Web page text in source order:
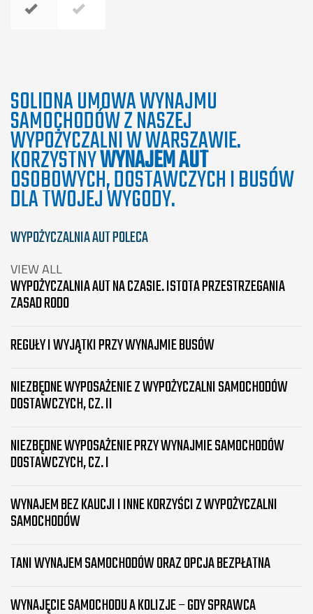
SOLIDNA UMOWA WYNAJMU
SAMOCHODÓW Z NASZEJ
WYPOŻYCZALNI W WARSZAWIE.
KORZYSTNYWYNAJEM AUT
OSOBOWYCH, DOSTAWCZYCH I BUSÓW
DLA TWOJEJ WYGODY.
WYPOŻYCZALNIA AUT POLECA
VIEW ALL
WYPOŻYCZALNIA AUT NA CZASIE. ISTOTA PRZESTRZEGANIA
ZASAD RODO
REGUŁY I WYJĄTKI PRZY WYNAJMIE BUSÓW
NIEZBĘDNE WYPOSAŻENIE Z WYPOŻYCZALNI SAMOCHODÓW
DOSTAWCZYCH, CZ. II
NIEZBĘDNE WYPOSAŻENIE PRZY WYNAJMIE SAMOCHODÓW
DOSTAWCZYCH, CZ. I
WYNAJEM BEZ KAUCJI I INNE KORZYŚCI Z WYPOŻYCZALNI
SAMOCHODÓW
TANI WYNAJEM SAMOCHODÓW ORAZ OPCJA BEZPŁATNA
WYNAJĘCIE SAMOCHODU A KOLIZJE – GDY SPRAWCA